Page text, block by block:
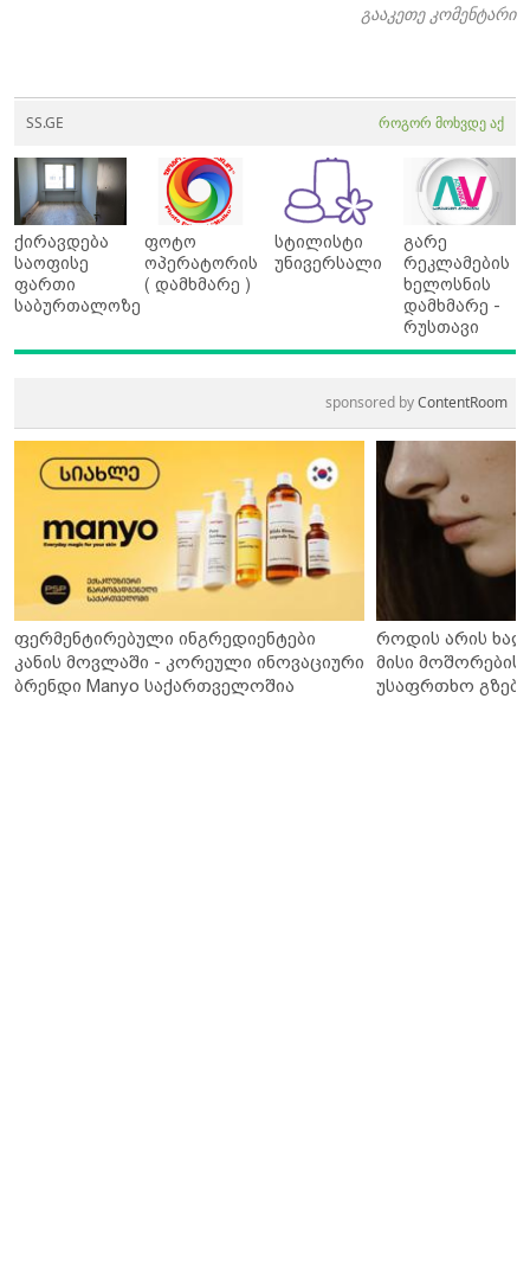
გააკეთე კომენტარი
SS.GE როგორ მოხვდე აქ
ქირავდება
საოფისე
ფართი
საბურთალოზე
ფოტო
ოპერატორის
( დამხმარე )
სტილისტი
უნივერსალი
გარე
რეკლამების
ხელოსნის
დამხმარე -
რუსთავი
sponsored byContentRoom
ფერმენტირებული ინგრედიენტები
კანის მოვლაში - კორეული ინოვაციური
ბრენდი Manyo საქართველოშია
როდის არის
მისი მოშორების
უსაფრთხო გზები